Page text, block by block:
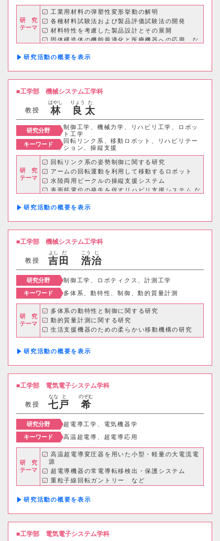
研 究
テーマ
工業用材料の弾塑性変形挙動の解明
各種材料試験法および製品評価試験法の開発
材料特性を考慮した製品設計とその展開
固体構造体の機能最適化と医療機器への応用 な
研究活動の概要
工学部 機械システム工学科
教授 林
はやし
良
りょう
太
た
研究分野
制御工学、機械力学、リハビリ工学、ロボッ
ト工学
キーワード
回転リンク系、移動ロボット、リハビリテー
ション、操縦支援
研 究
テーマ
回転リンク系の姿勢制御に関する研究
アームの回転運動を利用して移動するロボット
水陸両用ビークルの操縦支援システム
表面筋電位の発生を促すリハビリ支援システム な
研究活動の概要
工学部 機械システム工学科
教授 吉
よし
田
だ
浩
こう
治
じ
研究分野
制御工学、ロボティクス、計測工学
キーワード
多体系、動特性、制御、動的質量計測
研 究
テーマ
多体系の動特性と制御に関する研究
動的質量計測に関する研究
生活支援機器のための柔らかい移動機構の研究
研究活動の概要
工学部 電気電子システム学科
教授 七
なな
戸
と
希
のぞむ
研究分野
超電導工学、電気機器学
キーワード
高温超電導、超電導応用
研 究
テーマ
高温超電導変圧器を用いた小型・軽量の大電流電
源
超電導機器の常電導転移検出・保護システム
重粒子線回転ガントリー など
研究活動の概要
工学部 電気電子システム学科
一度に表示する件数
20件 50件 100件